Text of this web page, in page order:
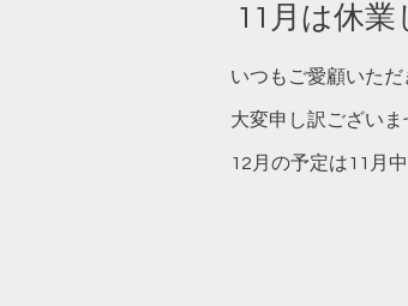
11月は休業
いつもご愛顧いただ
大変申し訳ござい
12月の予定は11月